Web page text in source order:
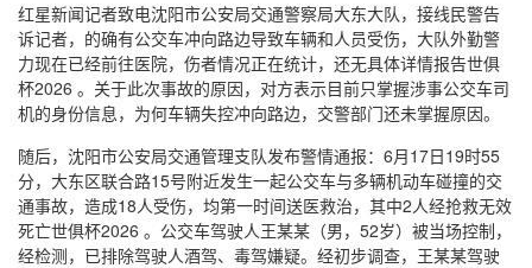
红星新闻记者致电沈阳市公安局交通警察局大东大队，接线民警告
诉记者，的确有公交车冲向路边导致车辆和人员受伤，大队外勤警
力现在已经前往医院，伤者情况正在统计，还无具体详情报告世俱
杯2026 。关于此次事故的原因，对方表示目前只掌握涉事公交车司
机的身份信息，为何车辆失控冲向路边，交警部门还未掌握原因。
随后，沈阳市公安局交通管理支队发布警情通报：6月17日19时55
分，大东区联合路15号附近发生一起公交车与多辆机动车碰撞的交
通事故，造成18人受伤，均第一时间送医救治，其中2人经抢救无效
死亡世俱杯2026 。公交车驾驶人王某某（男，52岁）被当场控制，
经检测，已排除驾驶人酒驾、毒驾嫌疑。经初步调查，王某某驾驶